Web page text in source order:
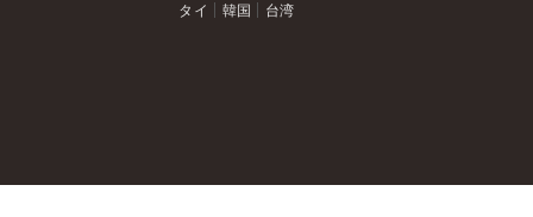
タイ
韓国 台湾